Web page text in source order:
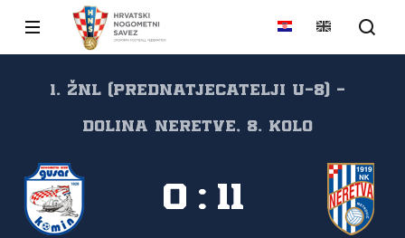
1. ŽNL (prednatjecatelji U-8) -
Dolina Neretve, 8. kolo
0 : 11